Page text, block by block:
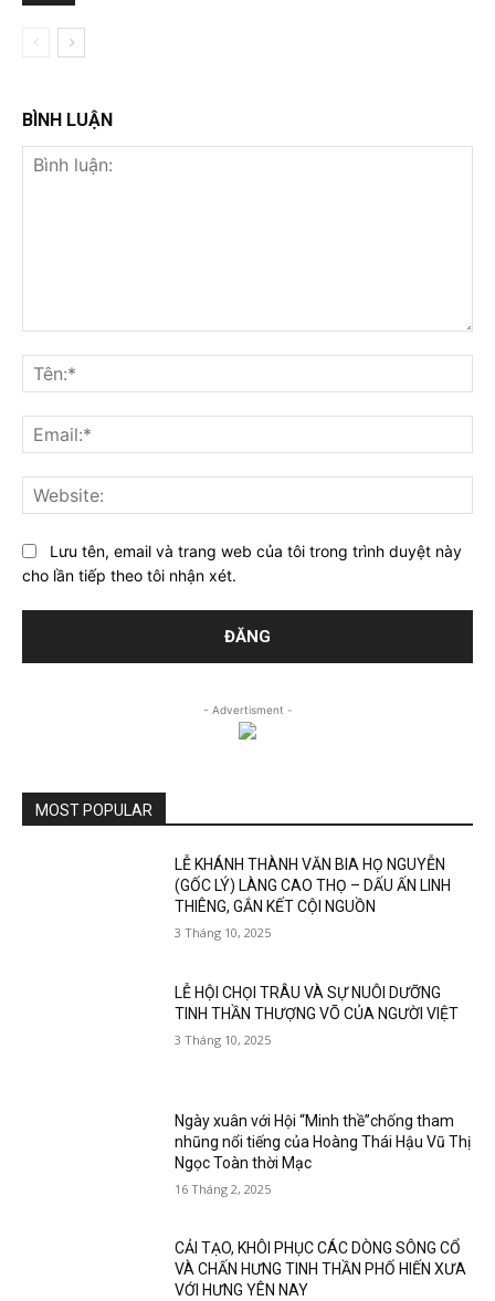
BÌNH LUẬN
luận:
Lưu tên, email và trang web của tôi trong trình duyệt này
cho lần tiếp theo tôi nhận xét.
- Advertisment -
MOST POPULAR
LỄ KHÁNH THÀNH VĂN BIA HỌ NGUYỄN
(GỐC LÝ) LÀNG CAO THỌ – DẤU ẤN LINH
THIÊNG, GẮN KẾT CỘI NGUỒN
3 Tháng 10, 2025
LỄ HỘI CHỌI TRÂU VÀ SỰ NUÔI DƯỠNG
TINH THẦN THƯỢNG VÕ CỦA NGƯỜI VIỆT
3 Tháng 10, 2025
Ngày xuân với Hội “Minh thề”chống tham
nhũng nổi tiếng của Hoàng Thái Hậu Vũ Thị
Ngọc Toàn thời Mạc
16 Tháng 2, 2025
CẢI TẠO, KHÔI PHỤC CÁC DÒNG SÔNG CỔ
VÀ CHẤN HƯNG TINH THẦN PHỐ HIẾN XƯA
VỚI HƯNG YÊN NAY